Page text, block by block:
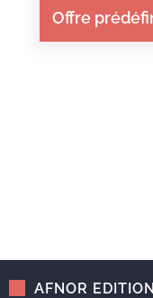
Offre
AFNOR